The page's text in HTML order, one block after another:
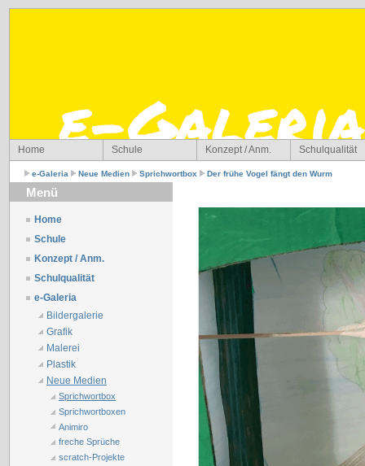
Home Schule Konzept / Anm. Schulqualität
e-Galeria Neue Medien Sprichwortbox Der frühe Vogel fängt den Wurm
Menü
Home
Schule
Konzept / Anm.
Schulqualität
e-Galeria
Bildergalerie
Grafik
Malerei
Plastik
Neue Medien
Sprichwortbox
Sprichwortboxen
Animiro
freche Sprüche
scratch-Projekte